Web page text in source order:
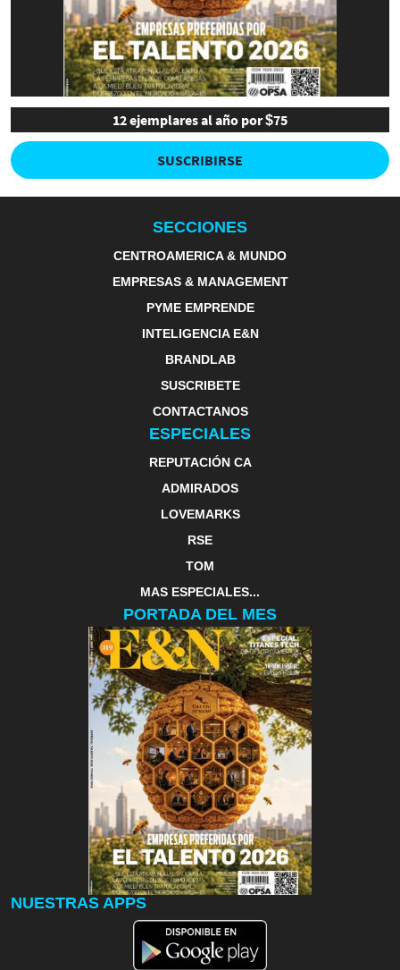
12 ejemplares al año por $75
SUSCRIBIRSE
SECCIONES
CENTROAMERICA & MUNDO
EMPRESAS & MANAGEMENT
PYME EMPRENDE
INTELIGENCIA E&N
BRANDLAB
SUSCRIBETE
CONTACTANOS
ESPECIALES
REPUTACIÓN CA
ADMIRADOS
LOVEMARKS
RSE
TOM
MAS ESPECIALES...
PORTADA DEL MES
NUESTRAS APPS